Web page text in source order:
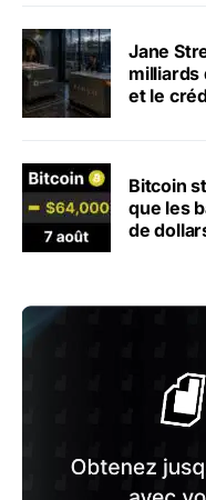
Jane
milliards
et le
Bitcoin
que les
de